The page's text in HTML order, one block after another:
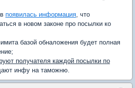
появилась информация, что
в новом законе про посылки ко
базой обналожения будет полная
получателя каждой посылки по
инфу на таможню.